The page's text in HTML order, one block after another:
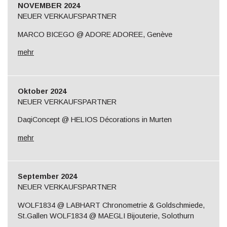
NOVEMBER 2024
NEUER VERKAUFSPARTNER
MARCO BICEGO @ ADORE ADOREE, Genève
mehr
Oktober 2024
NEUER VERKAUFSPARTNER
DaqiConcept @ HELIOS Décorations in Murten
mehr
September 2024
NEUER VERKAUFSPARTNER
WOLF1834 @ LABHART Chronometrie & Goldschmiede,
St.Gallen WOLF1834 @ MAEGLI Bijouterie, Solothurn